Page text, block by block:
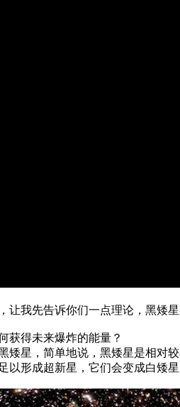
让我先告诉你们一点理论，黑矮
获得未来爆炸的能量？
矮星，简单地说，黑矮星是相对
以形成超新星，它们会变成白矮